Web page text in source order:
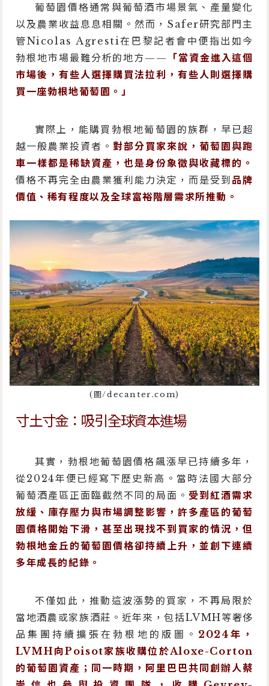
葡萄園價格通常與葡萄酒市場景氣、產量變化
以及農業收益息息相關。然而，Safer研究部門主
管Nicolas Agresti在巴黎記者會中便指出如今
勃根地市場最難分析的地方——
「當資金進入這個
市場後，有些人選擇購買法拉利，有些人則選擇購
買一座勃根地葡萄園。」
實際上，能購買勃根地葡萄園的族群，早已超
越一般農業投資者。對部分買家來說，葡萄園與跑
車一樣都是稀缺資產，也是身份象徵與收藏標的。
價格不再完全由農業獲利能力決定，而是受到 品牌
價值、稀有程度以及全球富裕階層需求所推動。
(圖/decanter.com)
寸土寸金：吸引全球資本進場
其實，勃根地葡萄園價格飆漲早已持續多年，
從2024年便已經寫下歷史新高。當時法國大部分
葡萄酒產區正面臨截然不同的局面。 受到紅酒需求
放緩、庫存壓力與市場調整影響，許多產區的葡萄
園價格開始下滑，甚至出現找不到買家的情況，但
勃根地金丘的葡萄園價格卻持續上升，並創下連續
多年成長的紀錄。
不僅如此，推動這波漲勢的買家，不再局限於
當地酒農或家族酒莊。近年來，包括LVMH等奢侈
品集團持續擴張在勃根地的版圖。 2024年，
LVMH向Poisot家族收購位於Aloxe-Corton
的葡萄園資產；同一時期，阿里巴巴共同創辦人蔡